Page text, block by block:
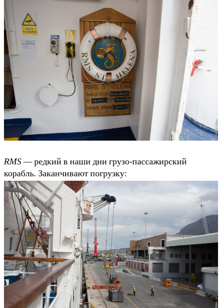
RMS— редкий в наши дни грузо-пассажирский
корабль. Заканчивают погрузку: